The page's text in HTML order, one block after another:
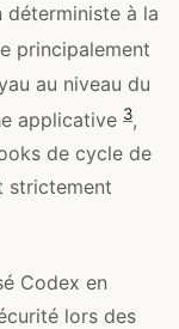
à la
principalement
au niveau du
applicative 3,
de cycle de
strictement
Codex en
lors des